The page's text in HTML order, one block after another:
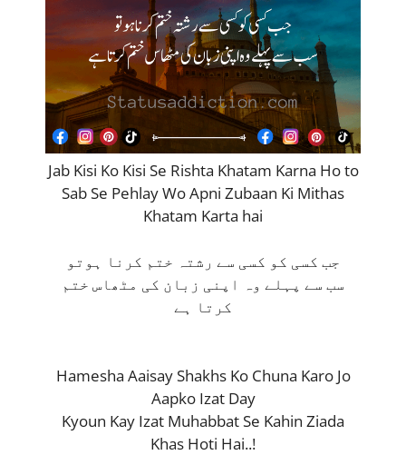
Jab Kisi Ko Kisi Se Rishta Khatam Karna Ho to
Sab Se Pehlay Wo Apni Zubaan Ki Mithas
Khatam Karta hai
جب کسی کو کسی سے رشتہ ختم کرنا ہوتو
سب سے پہلے وہ اپنی زبان کی مٹھاس ختم
کرتا ہے
Hamesha Aaisay Shakhs Ko Chuna Karo Jo
Aapko Izat Day
Kyoun Kay Izat Muhabbat Se Kahin Ziada
Khas Hoti Hai..!